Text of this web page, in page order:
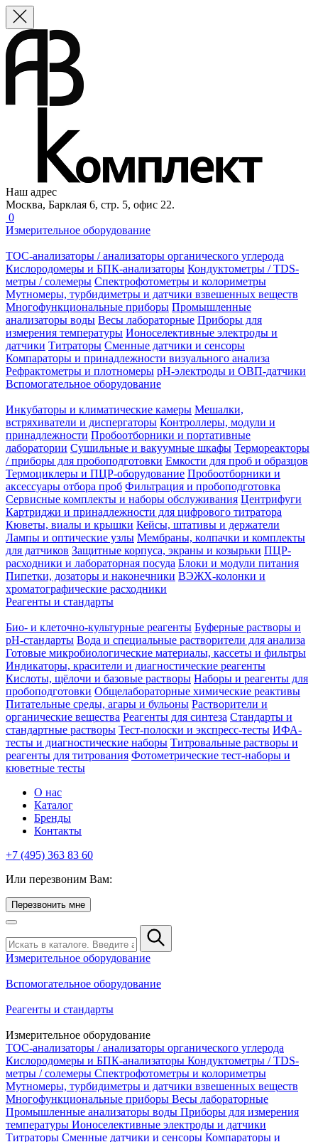
Наш адрес
Москва, Барклая 6, стр. 5, офис 22.
0
Измерительное оборудование
TOC-анализаторы / анализаторы органического углерода
Кислородомеры и БПК-анализаторы Кондуктометры / TDS-
метры / солемеры Спектрофотометры и колориметры
Мутномеры, турбидиметры и датчики взвешенных веществ
Многофункциональные приборы Промышленные
анализаторы воды Весы лабораторные Приборы для
измерения температуры Ионоселективные электроды и
датчики Титраторы Сменные датчики и сенсоры
Компараторы и принадлежности визуального анализа
Рефрактометры и плотномеры pH-электроды и ОВП-датчики
Вспомогательное оборудование
Инкубаторы и климатические камеры Мешалки,
встряхиватели и диспергаторы Контроллеры, модули и
принадлежности Пробоотборники и портативные
лаборатории Сушильные и вакуумные шкафы Термореакторы
/ приборы для пробоподготовки Емкости для проб и образцов
Термоциклеры и ПЦР-оборудование Пробоотборники и
аксессуары отбора проб Фильтрация и пробоподготовка
Сервисные комплекты и наборы обслуживания Центрифуги
Картриджи и принадлежности для цифрового титратора
Кюветы, виалы и крышки Кейсы, штативы и держатели
Лампы и оптические узлы Мембраны, колпачки и комплекты
для датчиков Защитные корпуса, экраны и козырьки ПЦР-
расходники и лабораторная посуда Блоки и модули питания
Пипетки, дозаторы и наконечники ВЭЖХ-колонки и
хроматографические расходники
Реагенты и стандарты
Био- и клеточно-культурные реагенты Буферные растворы и
pH-стандарты Вода и специальные растворители для анализа
Готовые микробиологические материалы, кассеты и фильтры
Индикаторы, красители и диагностические реагенты
Кислоты, щёлочи и базовые растворы Наборы и реагенты для
пробоподготовки Общелабораторные химические реактивы
Питательные среды, агары и бульоны Растворители и
органические вещества Реагенты для синтеза Стандарты и
стандартные растворы Тест-полоски и экспресс-тесты ИФА-
тесты и диагностические наборы Титровальные растворы и
реагенты для титрования Фотометрические тест-наборы и
кюветные тесты
О нас
Каталог
Бренды
Контакты
+7 (495) 363 83 60
Или перезвоним Вам:
Перезвонить мне
Измерительное оборудование
Вспомогательное оборудование
Реагенты и стандарты
Измерительное оборудование
TOC-анализаторы / анализаторы органического углерода
Кислородомеры и БПК-анализаторы Кондуктометры / TDS-
метры / солемеры Спектрофотометры и колориметры
Мутномеры, турбидиметры и датчики взвешенных веществ
Многофункциональные приборы Весы лабораторные
Промышленные анализаторы воды Приборы для измерения
температуры Ионоселективные электроды и датчики
Титраторы Сменные датчики и сенсоры Компараторы и